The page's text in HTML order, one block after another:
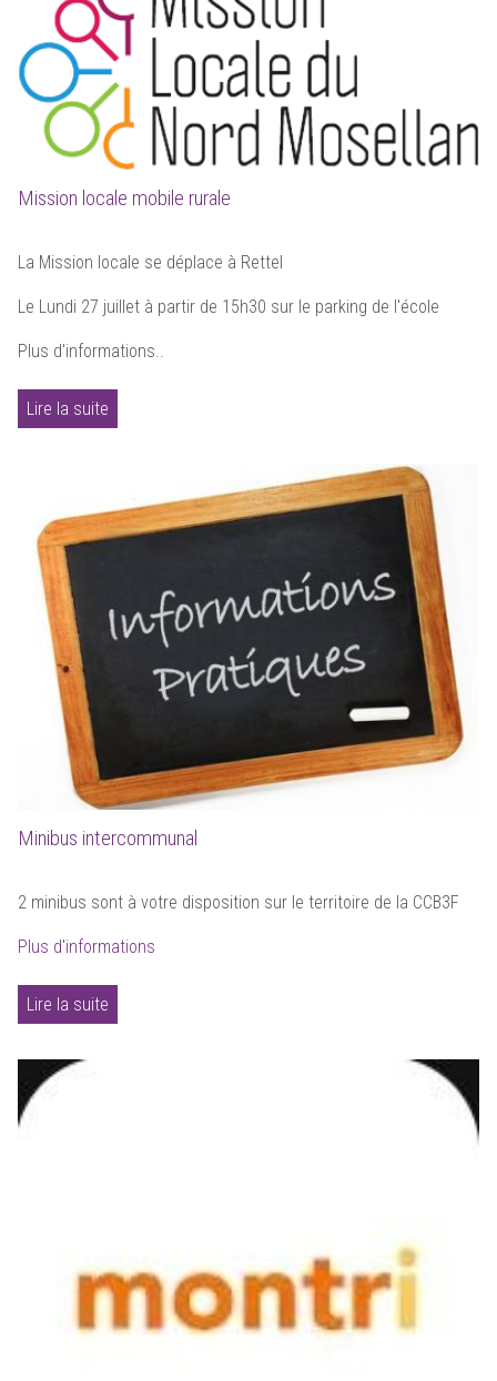
Mission locale mobile rurale
La Mission locale se déplace à Rettel
Le Lundi 27 juillet à partir de 15h30 sur le parking de l'école
Plus d'informations..
Lire la suite
Minibus intercommunal
2 minibus sont à votre disposition sur le territoire de la CCB3F
Plus d'informations
Lire la suite